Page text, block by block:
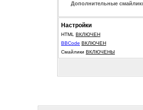
Дополнительные
Настройки
HTML ВКЛЮЧЕН
BBCode ВКЛЮЧЕН
Смайлики ВКЛЮЧЕНЫ